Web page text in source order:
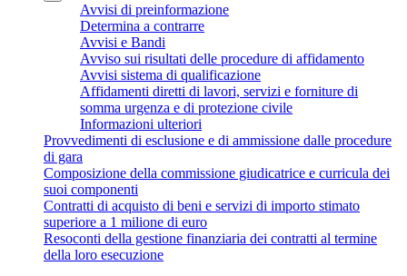
Avvisi di preinformazione
Determina a contrarre
Avvisi e Bandi
Avviso sui risultati delle procedure di affidamento
Avvisi sistema di qualificazione
Affidamenti diretti di lavori, servizi e forniture di
somma urgenza e di protezione civile
Informazioni ulteriori
Provvedimenti di esclusione e di ammissione dalle procedure
di gara
Composizione della commissione giudicatrice e curricula dei
suoi componenti
Contratti di acquisto di beni e servizi di importo stimato
superiore a 1 milione di euro
Resoconti della gestione finanziaria dei contratti al termine
della loro esecuzione